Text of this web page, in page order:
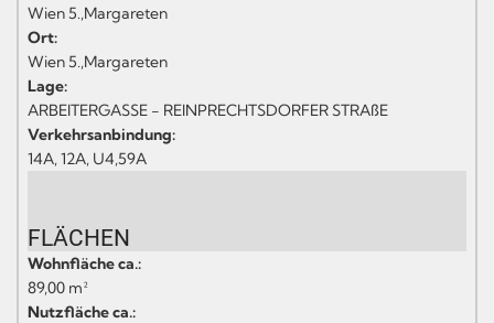
Wien 5.,Margareten
Ort:
Wien 5.,Margareten
Lage:
ARBEITERGASSE - REINPRECHTSDORFER STRAßE
Verkehrsanbindung:
14A, 12A, U4,59A
FLÄCHEN
Wohnfläche ca.:
89,00 m²
Nutzfläche ca.: